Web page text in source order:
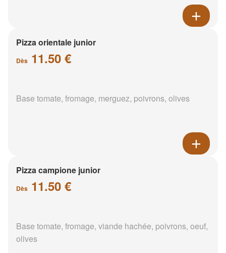
Pizza orientale junior
Dès 11.50 €
Base tomate, fromage, merguez, poivrons, olives
Pizza campione junior
Dès 11.50 €
Base tomate, fromage, viande hachée, poivrons, oeuf,
olives